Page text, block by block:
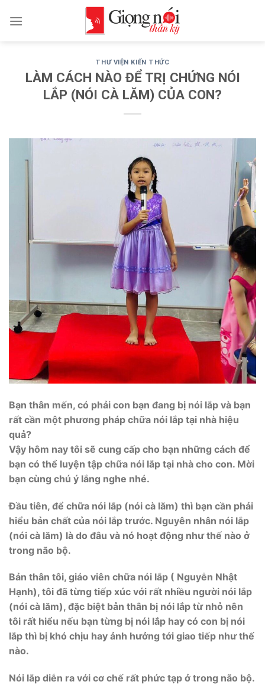
THƯ VIỆN KIẾN THỨC
LÀM CÁCH NÀO ĐỂ TRỊ CHỨNG NÓI
LẮP (NÓI CÀ LĂM) CỦA CON?
Bạn thân mến, có phải con bạn đang bị nói lắp và bạn
rất cần một phương pháp chữa nói lắp tại nhà hiệu
quả?
Vậy hôm nay tôi sẽ cung cấp cho bạn những cách để
bạn có thể luyện tập chữa nói lắp tại nhà cho con. Mời
bạn cùng chú ý lắng nghe nhé.
Đầu tiên, để chữa nói lắp (nói cà lăm) thì bạn cần phải
hiểu bản chất của nói lắp trước. Nguyên nhân nói lắp
(nói cà lăm) là do đâu và nó hoạt động như thế nào ở
trong não bộ.
Bản thân tôi, giáo viên chữa nói lắp ( Nguyễn Nhật
Hạnh), tôi đã từng tiếp xúc với rất nhiều người nói lắp
(nói cà lăm), đặc biệt bản thân bị nói lắp từ nhỏ nên
tôi rất hiểu nếu bạn từng bị nói lắp hay có con bị nói
lắp thì bị khó chịu hay ảnh hưởng tới giao tiếp như thế
nào.
Nói lắp diễn ra với cơ chế rất phức tạp ở trong não bộ.